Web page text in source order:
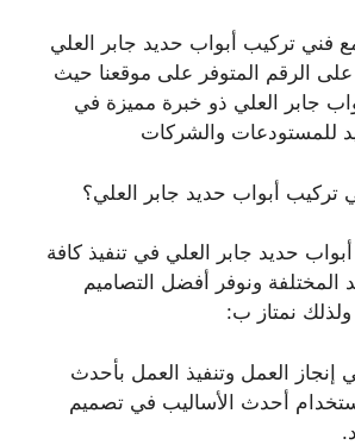
فني تركيب أبواب حديد جابر العلي
الرقم المتوفر على موقعنا حيث
جابر العلي ذو خبرة مميزة في
للمستودعات والشركات
أبواب حديد جابر العلي؟
حديد جابر العلي في تنفيذ كافة
المختلفة ونوفر أفضل التصاميم
ولذلك نمتاز ب:
إنجاز العمل وتنفيذ العمل بأحدث
أحدث الأساليب في تصميم